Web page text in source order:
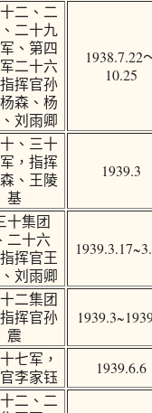
二、二
二十九
、第四
二十六
挥官孙
森、杨
刘雨卿
1938.7.22
10.25
、三十
，指挥
、王陵
基
1939.3
十集团
二十六
挥官王
刘雨卿
二集团
挥官孙
震
七军，
李家钰
1939.6.6
二、二